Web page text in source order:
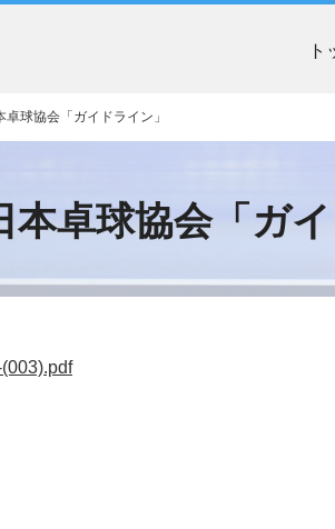
ト
球協会「ガイドライン」
本卓球協会「ガ